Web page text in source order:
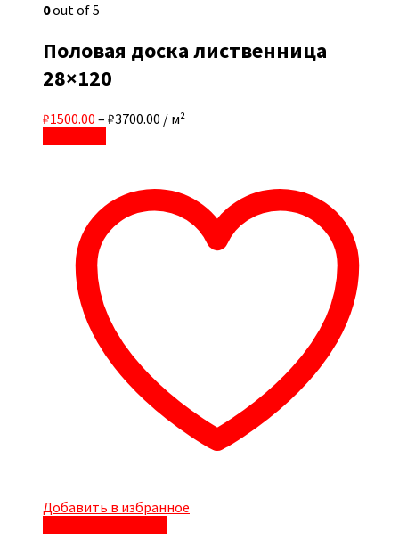
0out of 5
Половая доска лиственница
28×120
₽1500.00 – ₽3700.00 / м²
Добавить в избранное